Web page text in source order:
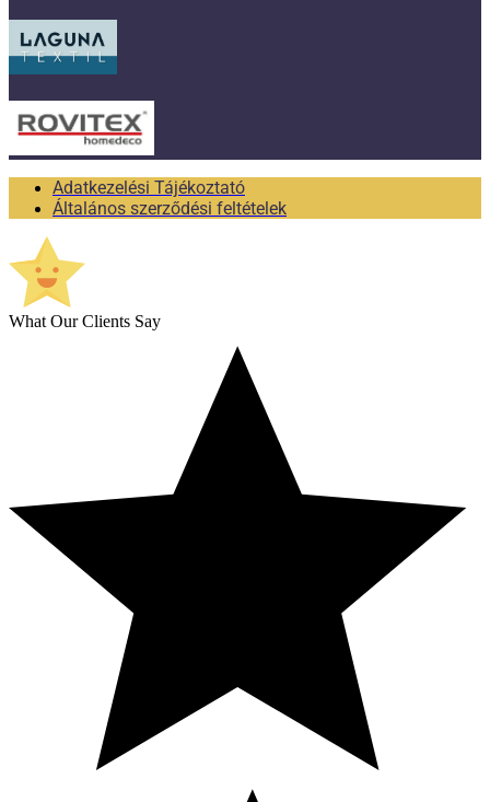
Adatkezelési Tájékoztató
Általános szerződési feltételek
What Our Clients Say